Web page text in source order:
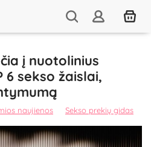
į nuotolinius
6 sekso žaislai,
naujienos Sekso prekių gidas